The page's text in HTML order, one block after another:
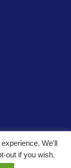
We'll
out if you wish.